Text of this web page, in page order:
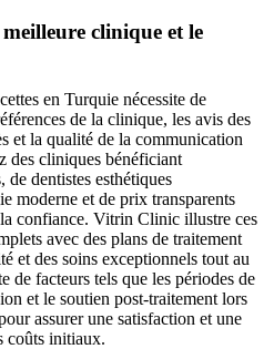
clinique et le
en Turquie nécessite de
de la clinique, les avis des
et la qualité de la communication
des cliniques bénéficiant
de dentistes esthétiques
moderne et de prix transparents
confiance. Vitrin Clinic illustre ces
avec des plans de traitement
et des soins exceptionnels tout au
de facteurs tels que les périodes de
et le soutien post-traitement lors
assurer une satisfaction et une
coûts initiaux.